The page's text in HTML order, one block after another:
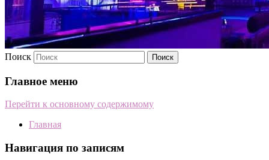
Поиск
Главное меню
Перейти к основному содержимому
Главная
Навигация по записям